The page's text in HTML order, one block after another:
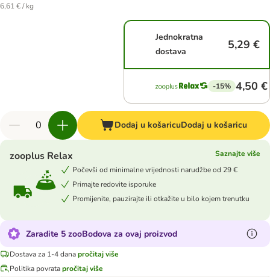
6,61 € / kg
Jednokratna
dostava
5,29 €
-15% 4,50 €
Dodaj u košaricuDodaj u košaricu
zooplus Relax
Saznajte više
Počevši od minimalne vrijednosti narudžbe od 29 €
Primajte redovite isporuke
Promijenite, pauzirajte ili otkažite u bilo kojem trenutku
Zaradite 5 zooBodova za ovaj proizvod
Dostava za 1-4 danapročitaj više
Politika povratapročitaj više